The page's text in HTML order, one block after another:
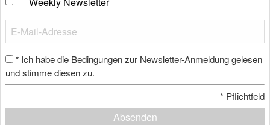
* Ich habe die Bedingungen zur Newsletter-Anmeldung gelesen
und stimme diesen zu.
* Pflichtfeld
Absenden